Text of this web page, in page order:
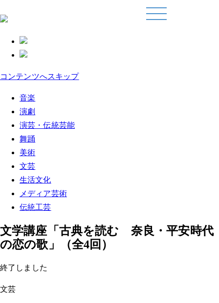
コンテンツへスキップ
音楽
演劇
演芸・伝統芸能
舞踊
美術
文芸
生活文化
メディア芸術
伝統工芸
文学講座「古典を読む 奈良・平安時代
の恋の歌」（全4回）
終了しました
文芸